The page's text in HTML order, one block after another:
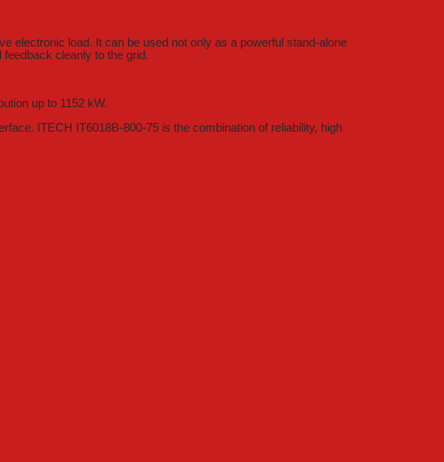
electronic load. It can be used not only as a powerful stand-alone
cleanly to the grid.
up to 1152 kW.
ITECH IT6018B-800-75 is the combination of reliability, high